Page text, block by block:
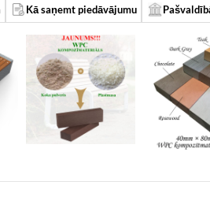
Kā saņemt piedāvājumu